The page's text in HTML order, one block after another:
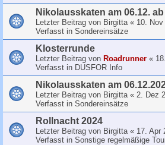
Nikolausskaten am 06.12.
Letzter Beitrag von Birgitta« 10.
Verfasst in Sondereinsätze
Klosterrunde
Letzter Beitrag von Roadrunner «
Verfasst in DUSFOR Info
Nikolausskaten am
Letzter Beitrag von Birgitta« 2. Dez
Verfasst in Sondereinsätze
Rollnacht 2024
Letzter Beitrag von Birgitta« 17. Apr
Verfasst in Sonstige regelmäßige